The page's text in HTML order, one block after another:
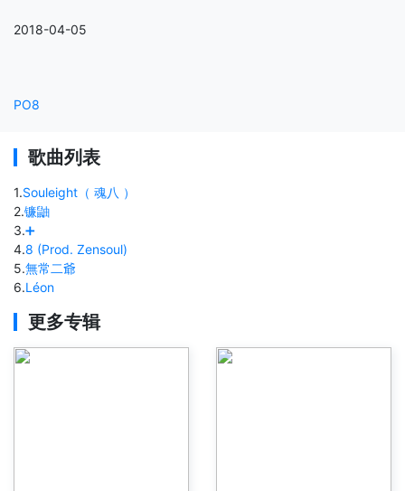
2018-04-05
PO8
歌曲列表
1.Souleight（ 魂八 ）
2.镰鼬
3.➕
4.8 (Prod. Zensoul)
5.無常二爺
6.Léon
更多专辑